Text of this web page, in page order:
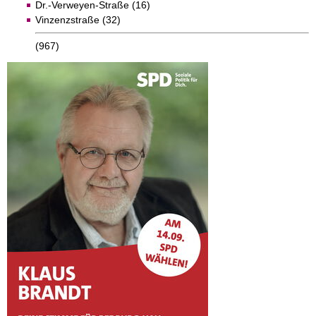
Dr.-Verweyen-Straße (16)
Vinzenzstraße (32)
(967)